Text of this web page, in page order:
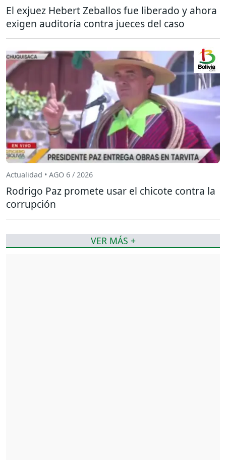
El exjuez Hebert Zeballos fue liberado y ahora
exigen auditoría contra jueces del caso
Actualidad • AGO 6 / 2026
Rodrigo Paz promete usar el chicote contra la
corrupción
VER MÁS +